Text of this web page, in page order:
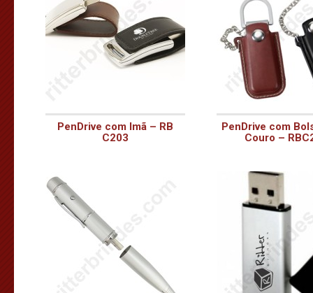
PenDrive com Imã – RB
C203
PenDrive com
Couro –